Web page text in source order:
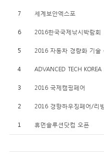
7 세계보안엑스포
6 2016한국국제낚시박람회
5 2016 자동차 경량화 기술
4 ADVANCED TECH
3 2016 국제캠핑페어
2 2016 경향하우징페어/리
1 휴먼솔루션닷컴 오픈